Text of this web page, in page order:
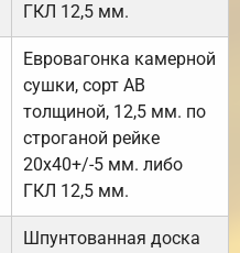
ГКЛ 12,5 мм.
Евровагонка камерной
сушки, сорт АВ
толщиной, 12,5 мм. по
строганой рейке
20х40+/-5 мм. либо
ГКЛ 12,5 мм.
Шпунтованная доска